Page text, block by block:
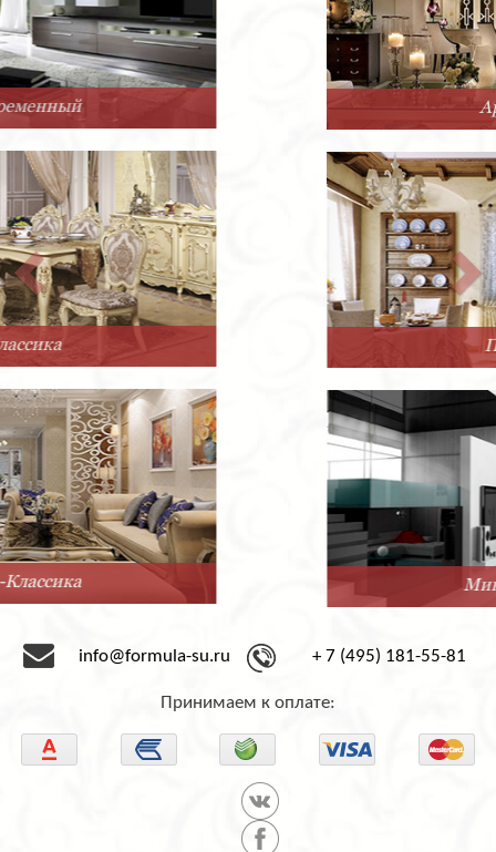
info@formula-su.ru + 7 (495) 181-55-81
Принимаем к оплате: